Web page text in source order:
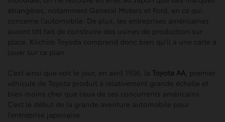
étrangères, notamment General Motors et Ford, en ce qui
concerne l’automobile. De plus, les entreprises américaines
auront tôt fait de construire des usines de production sur
place. Kiichiro Toyoda comprend donc bien qu’il a une carte à
jouer sur ce plan.
C’est ainsi que voit le jour, en avril 1936, la Toyota AA , premier
véhicule de Toyota produit à relativement grande échelle et
bien moins cher que ceux de ses concurrents américains.
C’est le début de la grande aventure automobile pour
l’entreprise japonaise.